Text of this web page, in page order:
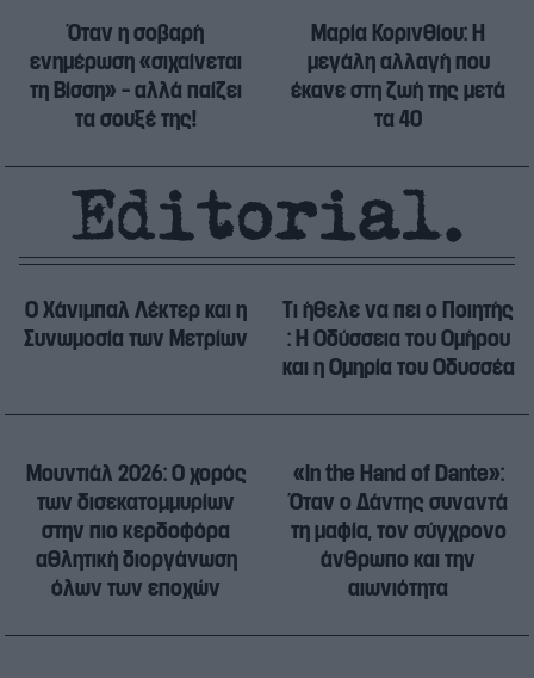
Όταν η σοβαρή
ενημέρωση «σιχαίνεται
τη Βίσση» – αλλά παίζει
τα σουξέ της!
Μαρία Κορινθίου: Η
μεγάλη αλλαγή που
έκανε στη ζωή της μετά
τα 40
Ο Χάνιμπαλ Λέκτερ και η
Συνωμοσία των Μετρίων
Tι ήθελε να πει ο Ποιητής
: Η Οδύσσεια του Ομήρου
και η Ομηρία του Οδυσσέα
Μουντιάλ 2026: Ο χορός
των δισεκατομμυρίων
στην πιο κερδοφόρα
αθλητική διοργάνωση
όλων των εποχών
«In the Hand of Dante»:
Όταν ο Δάντης συναντά
τη μαφία, τον σύγχρονο
άνθρωπο και την
αιωνιότητα